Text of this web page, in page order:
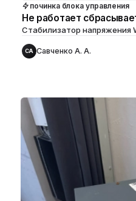
починка блока управления
Не работает
Стабилизатор напряжения
СА Савченко А. А.